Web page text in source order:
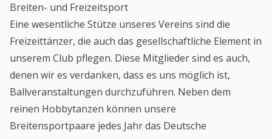
Breiten- und Freizeitsport
Eine wesentliche Stütze unseres Vereins sind die
Freizeittänzer, die auch das gesellschaftliche Element in
unserem Club pflegen. Diese Mitglieder sind es auch,
denen wir es verdanken, dass es uns möglich ist,
Ballveranstaltungen durchzuführen. Neben dem
reinen Hobbytanzen können unsere
Breitensportpaare jedes Jahr das Deutsche